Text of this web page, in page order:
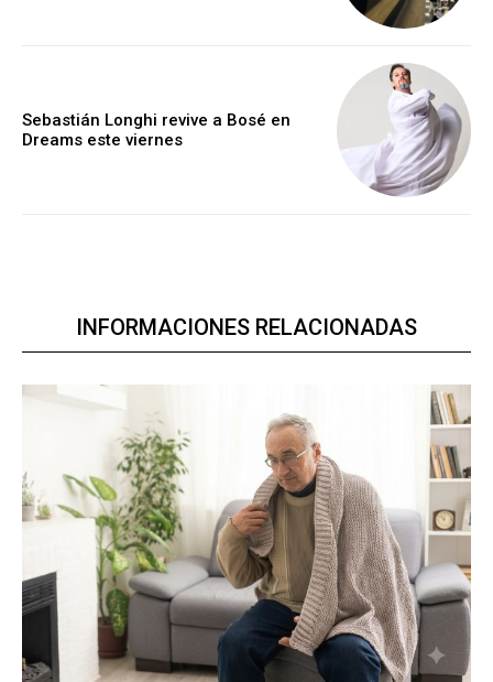
Sebastián Longhi revive a Bosé en
Dreams este viernes
INFORMACIONES RELACIONADAS